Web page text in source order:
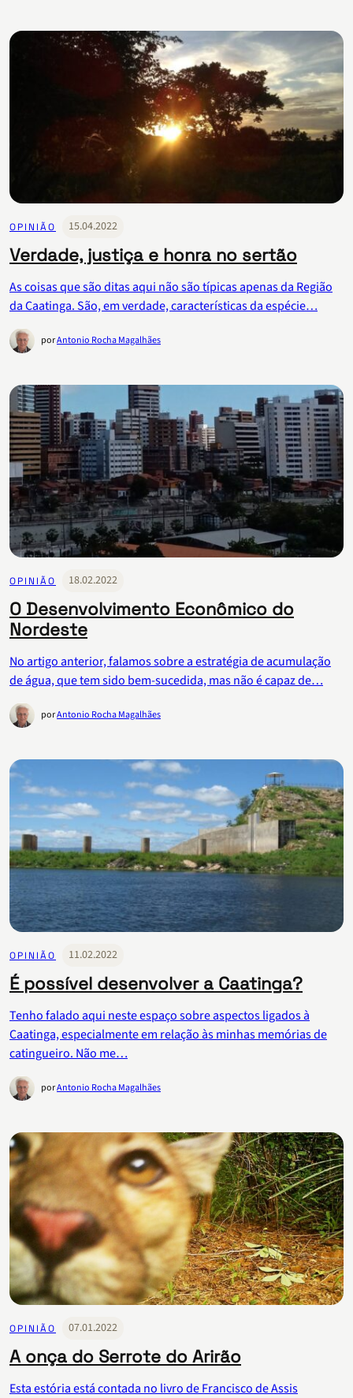
OPINIÃO 15.04.2022
Verdade, justiça e honra no sertão
As coisas que são ditas aqui não são típicas apenas da Região
da Caatinga. São, em verdade, características da espécie…
porAntonio Rocha Magalhães
OPINIÃO 18.02.2022
O Desenvolvimento Econômico do
Nordeste
No artigo anterior, falamos sobre a estratégia de acumulação
de água, que tem sido bem-sucedida, mas não é capaz de…
porAntonio Rocha Magalhães
OPINIÃO 11.02.2022
É possível desenvolver a Caatinga?
Tenho falado aqui neste espaço sobre aspectos ligados à
Caatinga, especialmente em relação às minhas memórias de
catingueiro. Não me…
porAntonio Rocha Magalhães
OPINIÃO 07.01.2022
A onça do Serrote do Arirão
Esta estória está contada no livro de Francisco de Assis